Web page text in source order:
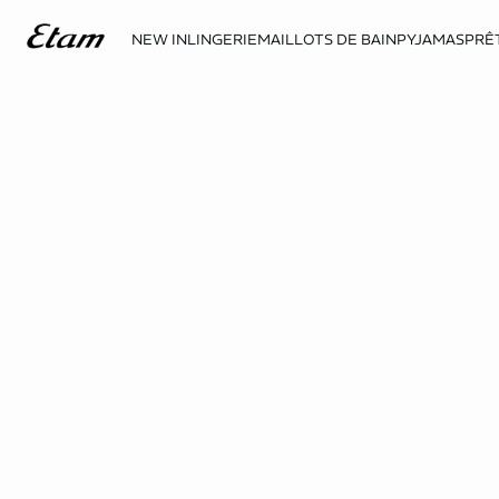
NEW INLINGERIEMAILLOTS DE BAINPYJAMAS